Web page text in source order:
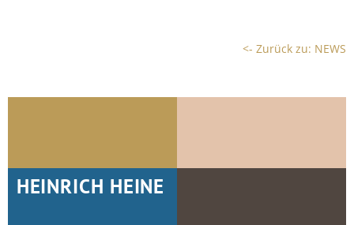
<- Zurück zu: NEWS
HEINRICH HEINE